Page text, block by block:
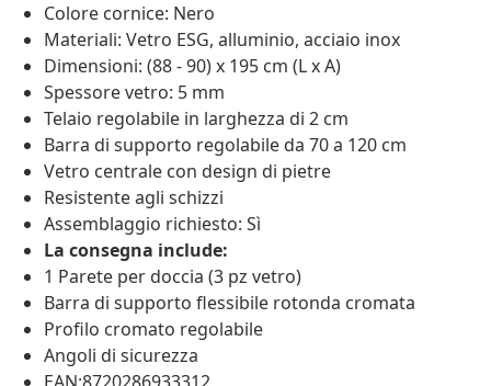
Colore cornice: Nero
Materiali: Vetro ESG, alluminio, acciaio inox
Dimensioni: (88 - 90) x 195 cm (L x A)
Spessore vetro: 5 mm
Telaio regolabile in larghezza di 2 cm
Barra di supporto regolabile da 70 a 120 cm
Vetro centrale con design di pietre
Resistente agli schizzi
Assemblaggio richiesto: Sì
La consegna include:
1 Parete per doccia (3 pz vetro)
Barra di supporto flessibile rotonda cromata
Profilo cromato regolabile
Angoli di sicurezza